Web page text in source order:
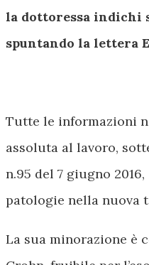
la dottoressa indichi
spuntando la lettera
Tutte le informazioni
assoluta al lavoro,
n.95 del 7 giugno
patologie nella nuova
La sua minorazione è